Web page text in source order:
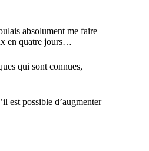
absolument me faire
en quatre jours…
qui sont connues,
est possible d’augmenter